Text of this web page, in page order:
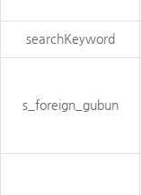
searchKeyword
s_foreign_gubun